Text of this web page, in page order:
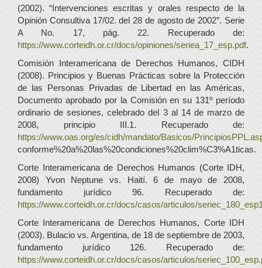
(2002). “Intervenciones escritas y orales respecto de la
Opinión Consultiva 17/02. del 28 de agosto de 2002”. Serie
A No. 17, pág. 22. Recuperado de:
https://www.corteidh.or.cr/docs/opiniones/seriea_17_esp.pdf.
Comisión Interamericana de Derechos Humanos, CIDH
(2008). Principios y Buenas Prácticas sobre la Protección
de las Personas Privadas de Libertad en las Américas,
Documento aprobado por la Comisión en su 131º período
ordinario de sesiones, celebrado del 3 al 14 de marzo de
2008, principio III.1. Recuperado de:
https://www.oas.org/es/cidh/mandato/Basicos/
conforme%20a%20las%20condiciones%20clim%C3%A1ticas.
Corte Interamericana de Derechos Humanos (Corte IDH,
2008) Yvon Neptune vs. Haití. 6 de mayo de 2008,
fundamento jurídico 96. Recuperado de:
https://www.corteidh.or.cr/docs/casos/articulos/
Corte Interamericana de Derechos Humanos, Corte IDH
(2003). Bulacio vs. Argentina, de 18 de septiembre de 2003,
fundamento jurídico 126. Recuperado de:
https://www.corteidh.or.cr/docs/casos/articulos/